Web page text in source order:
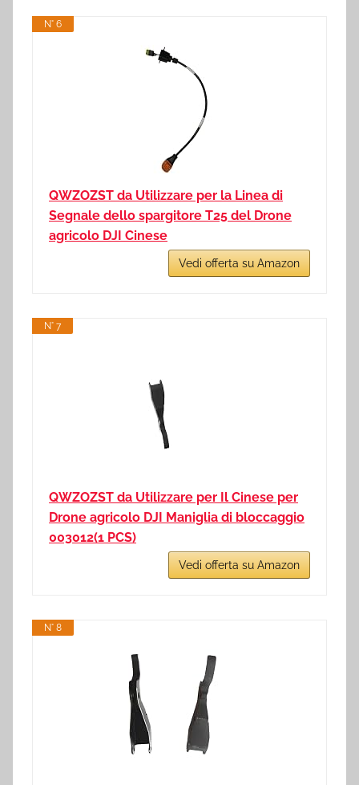
N° 6
QWZOZST da Utilizzare per la Linea di
Segnale dello spargitore T25 del Drone
agricolo DJI Cinese
Vedi offerta su Amazon
N° 7
QWZOZST da Utilizzare per Il Cinese per
Drone agricolo DJI Maniglia di bloccaggio
003012(1 PCS)
Vedi offerta su Amazon
N° 8